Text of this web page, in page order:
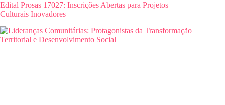
Edital Prosas 17027: Inscrições Abertas para Projetos
Culturais Inovadores